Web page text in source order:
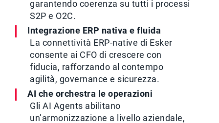
garantendo coerenza su tutti i processi
S2P e O2C.
Integrazione ERP nativa e fluida
La connettività ERP-native di Esker
consente ai CFO di crescere con
fiducia, rafforzando al contempo
agilità, governance e sicurezza.
AI che orchestra le operazioni
Gli AI Agents abilitano
un’armonizzazione a livello aziendale,